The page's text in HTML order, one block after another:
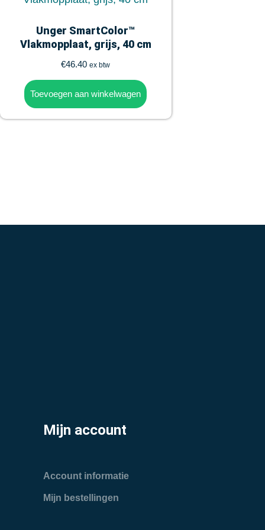
Unger SmartColor™
Vlakmopplaat, grijs, 40 cm
€46.40 ex btw
Toevoegen aan winkelwagen
Mijn account
Account informatie
Mijn bestellingen